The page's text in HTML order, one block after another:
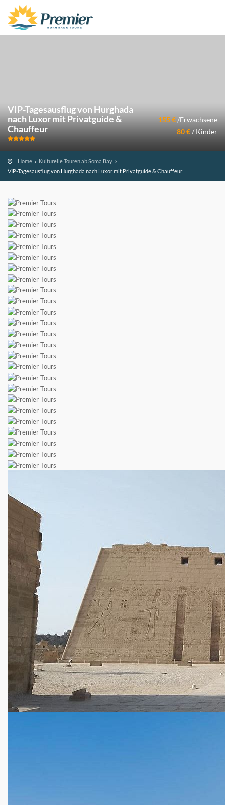
VIP-Tagesausflug von Hurghada
nach Luxor mit Privatguide &
Chauffeur
155 €/Erwachsene
80 €/ Kinder
Home
Kulturelle Touren ab Soma Bay
VIP-Tagesausflug von Hurghada nach Luxor mit Privatguide & Chauffeur